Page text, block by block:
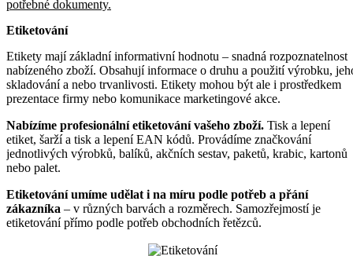
potřebné dokumenty.
Etiketování
Etikety mají základní informativní hodnotu – snadná rozpoznatelnost
nabízeného zboží. Obsahují informace o druhu a použití výrobku,
skladování a nebo trvanlivosti. Etikety mohou být ale i prostředkem
prezentace firmy nebo komunikace marketingové akce.
Nabízíme profesionální etiketování vašeho zboží. Tisk a lepení
etiket, šarží a tisk a lepení EAN kódů. Provádíme značkování
jednotlivých výrobků, balíků, akčních sestav, paketů, krabic, kartonů
nebo palet.
Etiketování umíme udělat i na míru podle potřeb a přání
zákazníka – v různých barvách a rozměrech. Samozřejmostí je
etiketování přímo podle potřeb obchodních řetězců.